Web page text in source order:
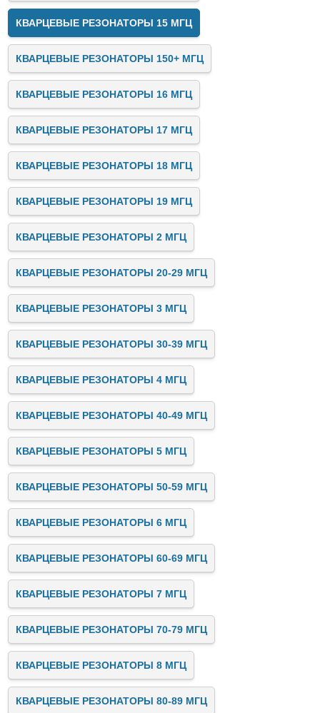
КВАРЦЕВЫЕ РЕЗОНАТОРЫ 15 МГЦ
КВАРЦЕВЫЕ РЕЗОНАТОРЫ 150+ МГЦ
КВАРЦЕВЫЕ РЕЗОНАТОРЫ 16 МГЦ
КВАРЦЕВЫЕ РЕЗОНАТОРЫ 17 МГЦ
КВАРЦЕВЫЕ РЕЗОНАТОРЫ 18 МГЦ
КВАРЦЕВЫЕ РЕЗОНАТОРЫ 19 МГЦ
КВАРЦЕВЫЕ РЕЗОНАТОРЫ 2 МГЦ
КВАРЦЕВЫЕ РЕЗОНАТОРЫ 20-29 МГЦ
КВАРЦЕВЫЕ РЕЗОНАТОРЫ 3 МГЦ
КВАРЦЕВЫЕ РЕЗОНАТОРЫ 30-39 МГЦ
КВАРЦЕВЫЕ РЕЗОНАТОРЫ 4 МГЦ
КВАРЦЕВЫЕ РЕЗОНАТОРЫ 40-49 МГЦ
КВАРЦЕВЫЕ РЕЗОНАТОРЫ 5 МГЦ
КВАРЦЕВЫЕ РЕЗОНАТОРЫ 50-59 МГЦ
КВАРЦЕВЫЕ РЕЗОНАТОРЫ 6 МГЦ
КВАРЦЕВЫЕ РЕЗОНАТОРЫ 60-69 МГЦ
КВАРЦЕВЫЕ РЕЗОНАТОРЫ 7 МГЦ
КВАРЦЕВЫЕ РЕЗОНАТОРЫ 70-79 МГЦ
КВАРЦЕВЫЕ РЕЗОНАТОРЫ 8 МГЦ
КВАРЦЕВЫЕ РЕЗОНАТОРЫ 80-89 МГЦ